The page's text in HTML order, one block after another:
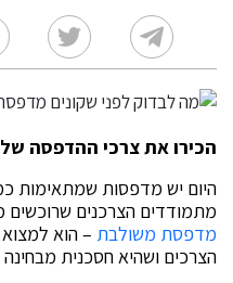
הכירו את צרכי ההדפסה
היום יש מדפסות שמתאימות
מתמודדים הצרכנים שרוכשים
מדפסת משולבת – הוא
הצרכים ושהיא חסכנית